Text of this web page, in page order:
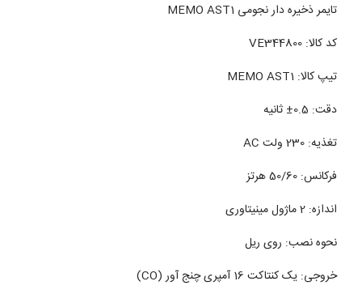
تایمر ذخیره دار نجومی MEMO AST1
کد کالا: VE344800
تیپ کالا: MEMO AST1
دقت: 0.5± ثانیه
تغذیه: 230 ولت AC
فرکانس: 50/60 هرتز
اندازه: 2 ماژول مینیتاوری
نحوه نصب: روی ریل
خروجی: یک کنتاکت 16 آمپری چنج آور (CO)